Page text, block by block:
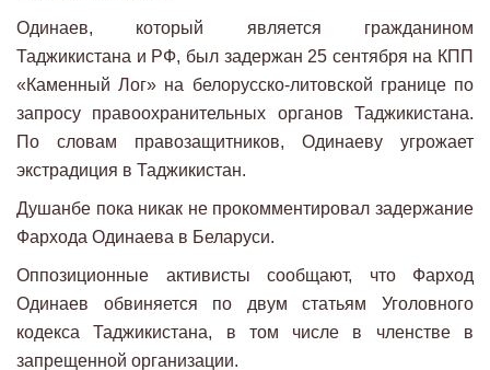
Одинаев, который является гражданином
Таджикистана и РФ, был задержан 25 сентября на КПП
«Каменный Лог» на белорусско-литовской границе по
запросу правоохранительных органов Таджикистана.
По словам правозащитников, Одинаеву угрожает
экстрадиция в Таджикистан.
Душанбе пока никак не прокомментировал задержание
Фархода Одинаева в Беларуси.
Оппозиционные активисты сообщают, что Фарход
Одинаев обвиняется по двум статьям Уголовного
кодекса Таджикистана, в том числе в членстве в
запрещенной организации.